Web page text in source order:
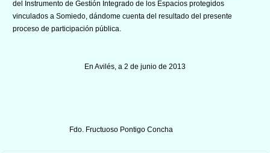
del Instrumento de Gestión Integrado de los Espacios protegidos
vinculados a Somiedo, dándome cuenta del resultado del presente
proceso de participación pública.
En Avilés, a 2 de junio de 2013
Fdo. Fructuoso Pontigo Concha